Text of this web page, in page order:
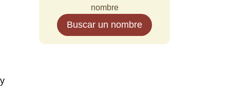
nombre
Buscar un nombre